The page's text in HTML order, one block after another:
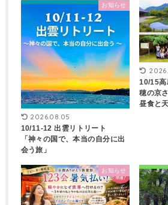
お知らせ
2026.08.05
10/11-12 出雲リトリート
「神々の国で、本当の自分に出
会う旅」
10/15高
穂の京
昼食と
お知らせ